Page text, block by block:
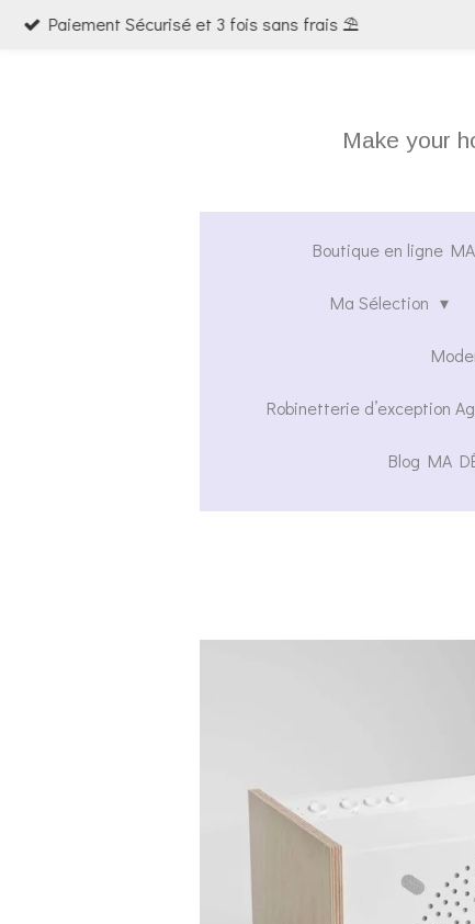
Passer
Make your
Boutique en ligne
Ma Sélection
Robinetterie d’exception
Blog MA